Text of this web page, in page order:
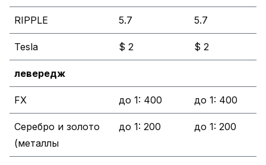
RIPPLE 5.7 5.7
Tesla $ 2 $ 2
левередж
FX до 1: 400 до 1: 400
Серебро и золото
(металлы
до 1: 200 до 1: 200